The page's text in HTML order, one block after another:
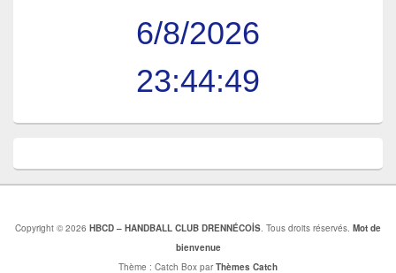
6/8/2026
23:44:49
Copyright © 2026 HBCD – HANDBALL CLUB DRENNÉCOİS . Tous droits réservés. Mot de
bienvenue
Thème : Catch Box parThèmes Catch